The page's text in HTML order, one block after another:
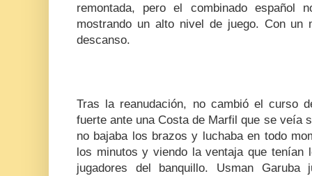
remontada, pero el combinado
mostrando un alto nivel de juego. Con un
descanso.
Tras la reanudación, no cambió el curso
fuerte ante una Costa de Marfil que se veía
no bajaba los brazos y luchaba en todo
los minutos y viendo la ventaja que tenían
jugadores del banquillo. Usman